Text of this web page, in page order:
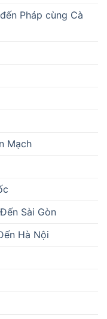
Pháp cùng Cà
Mạch
Sài Gòn
Hà Nội